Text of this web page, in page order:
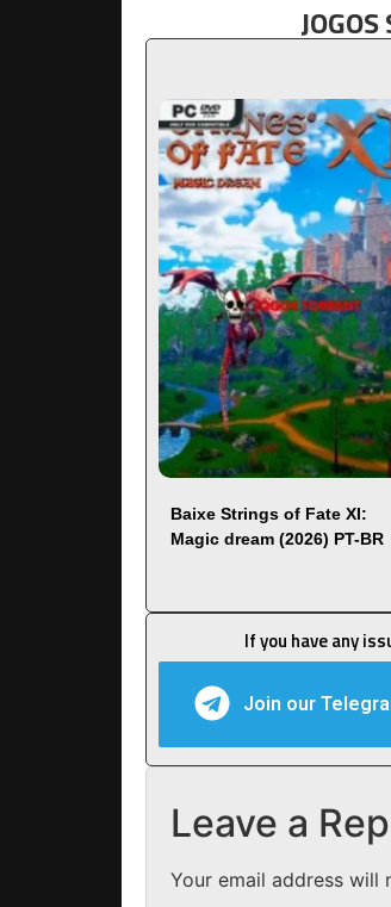
Baixe Strings of Fate XI:
Magic dream (2026) PT-BR
If you have any
Join our
Leave a
Your email address will